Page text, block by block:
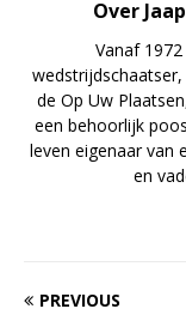
Over
Vanaf
de Op Uw
een behoorlijk
leven eigenaar van
en
PREVIOUS